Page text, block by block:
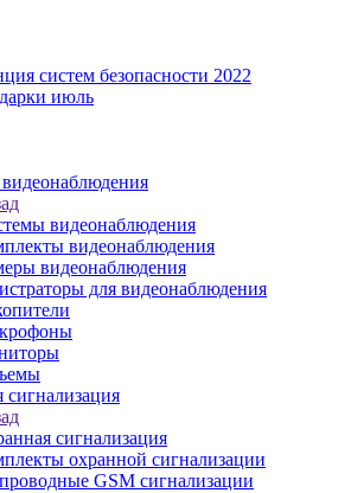
систем безопасности 2022
июль
видеонаблюдения
видеонаблюдения
видеонаблюдения
для видеонаблюдения
сигнализация
сигнализация
охранной сигнализации
GSM сигнализации